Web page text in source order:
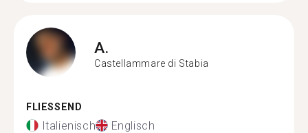
A.
Castellammare di Stabia
FLIESSEND
Italienisch Englisch